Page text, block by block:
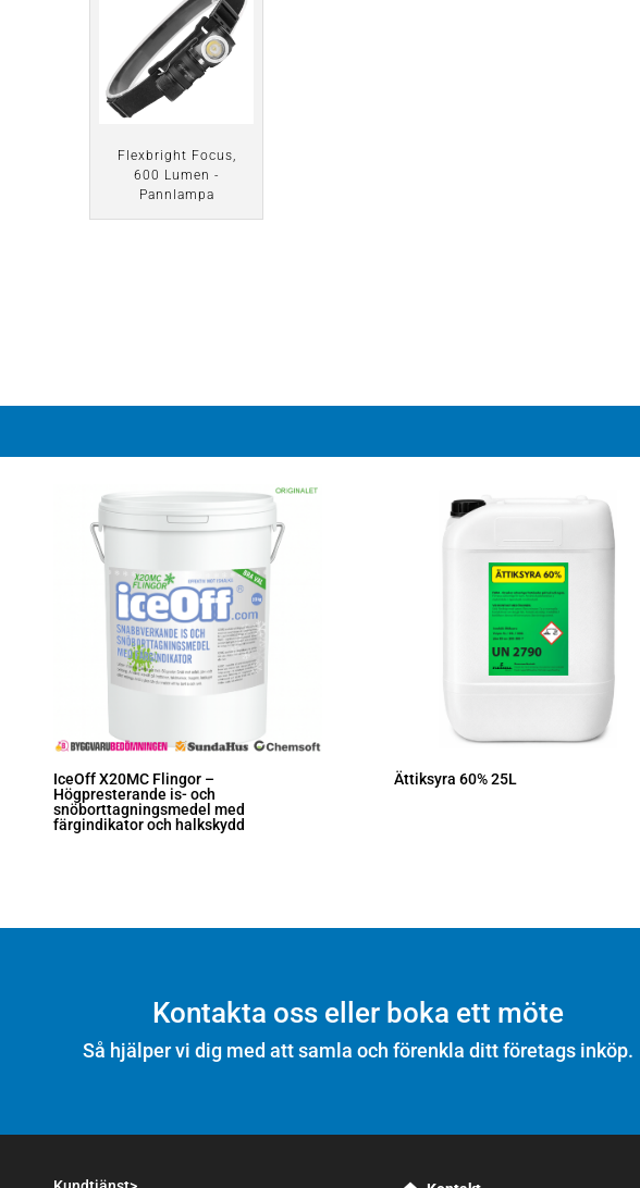
Flexbright Focus,
600 Lumen -
Pannlampa
IceOff X20MC Flingor –
Högpresterande is- och
snöborttagningsmedel med
färgindikator och halkskydd
Ättiksyra 60% 25L
Kontakta oss eller boka ett möte
Så hjälper vi dig med att samla och förenkla ditt företags inköp.